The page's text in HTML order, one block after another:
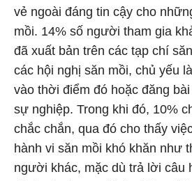
vẻ ngoài đáng tin cậy cho
mồi. 14% số người tham gia
đã xuất bản trên các tạp chí
các hội nghị săn mồi, chủ yếu
vào thời điểm đó hoặc đăng
sự nghiệp. Trong khi đó, 10%
chắc chắn, qua đó cho thấy
hành vi săn mồi khó khăn như
người khác, mặc dù trả lời câu